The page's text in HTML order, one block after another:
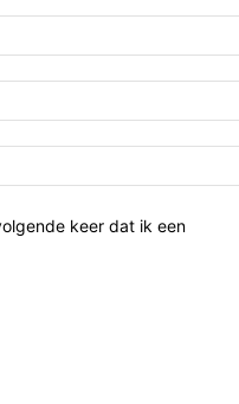
keer dat ik een